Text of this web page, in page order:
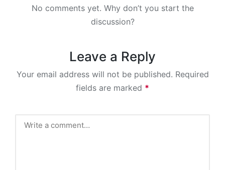
No comments yet. Why don’t you start the
discussion?
Leave a Reply
Your email address will not be published. Required
fields are marked *